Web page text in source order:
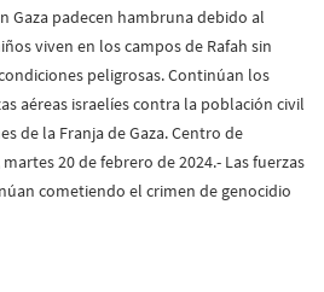
Gaza padecen hambruna debido al
viven en los campos de Rafah sin
peligrosas. Continúan los
aéreas israelíes contra la población civil
de la Franja de Gaza. Centro de
20 de febrero de 2024.- Las fuerzas
cometiendo el crimen de genocidio